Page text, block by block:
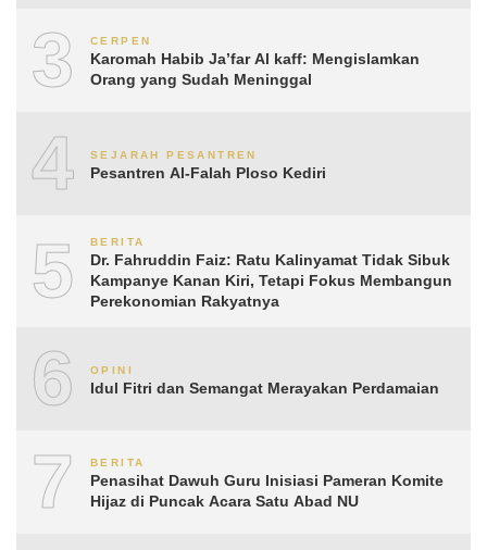
3 CERPEN
Karomah Habib Ja’far Al kaff: Mengislamkan
Orang yang Sudah Meninggal
4 SEJARAH PESANTREN
Pesantren Al-Falah Ploso Kediri
5 BERITA
Dr. Fahruddin Faiz: Ratu Kalinyamat Tidak Sibuk
Kampanye Kanan Kiri, Tetapi Fokus Membangun
Perekonomian Rakyatnya
6 OPINI
Idul Fitri dan Semangat Merayakan Perdamaian
7 BERITA
Penasihat Dawuh Guru Inisiasi Pameran Komite
Hijaz di Puncak Acara Satu Abad NU